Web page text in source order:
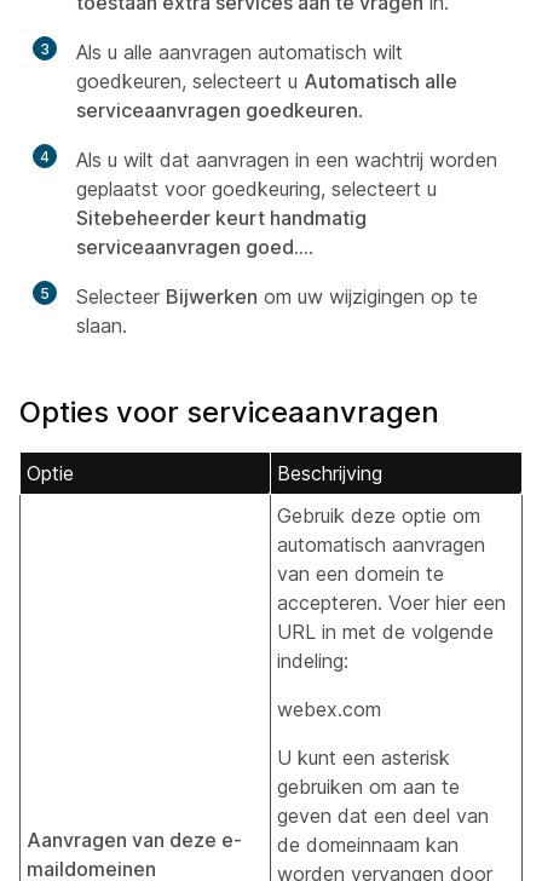
3
Als u alle aanvragen automatisch wilt
goedkeuren, selecteert u Automatisch alle
serviceaanvragen goedkeuren.
4
Als u wilt dat aanvragen in een wachtrij worden
geplaatst voor goedkeuring, selecteert u
Sitebeheerder keurt handmatig
serviceaanvragen goed....
5 Selecteer Bijwerken om uw wijzigingen op te
slaan.
Opties voor serviceaanvragen
Optie Beschrijving
Aanvragen van deze e-
maildomeinen
Gebruik deze optie om
automatisch aanvragen
van een domein te
accepteren. Voer hier een
URL in met de volgende
indeling:
webex.com
U kunt een asterisk
gebruiken om aan te
geven dat een deel van
de domeinnaam kan
worden vervangen door